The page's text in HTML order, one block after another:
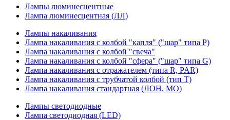
Лампы люминесцентные
Лампа люминесцентная (ЛЛ)
Лампы накаливания
Лампа накаливания с колбой "капля" ("шар" типа P)
Лампа накаливания с колбой "свеча"
Лампа накаливания с колбой "сфера" ("шар" типа G)
Лампа накаливания с отражателем (типа R, PAR)
Лампа накаливания с трубчатой колбой (тип T)
Лампа накаливания стандартная (ЛОН, МО)
Лампы светодиодные
Лампа светодиодная (LED)